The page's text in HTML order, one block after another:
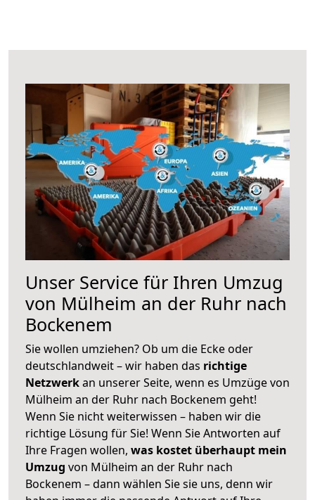
Unser Service für Ihren Umzug
von Mülheim an der Ruhr nach
Bockenem
Sie wollen umziehen? Ob um die Ecke oder
deutschlandweit – wir haben das richtige
Netzwerkan unserer Seite, wenn es Umzüge von
Mülheim an der Ruhr nach Bockenem geht!
Wenn Sie nicht weiterwissen – haben wir die
richtige Lösung für Sie! Wenn Sie Antworten auf
Ihre Fragen wollen, was kostet überhaupt mein
Umzug von Mülheim an der Ruhr nach
Bockenem – dann wählen Sie sie uns, denn wir